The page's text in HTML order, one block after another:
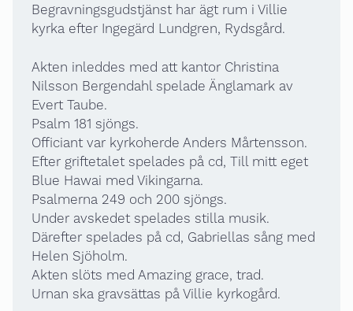
Begravningsgudstjänst har ägt rum i Villie
kyrka efter Ingegärd Lundgren, Rydsgård.
Akten inleddes med att kantor Christina
Nilsson Bergendahl spelade Änglamark av
Evert Taube.
Psalm 181 sjöngs.
Officiant var kyrkoherde Anders Mårtensson.
Efter griftetalet spelades på cd, Till mitt eget
Blue Hawai med Vikingarna.
Psalmerna 249 och 200 sjöngs.
Under avskedet spelades stilla musik.
Därefter spelades på cd, Gabriellas sång med
Helen Sjöholm.
Akten slöts med Amazing grace, trad.
Urnan ska gravsättas på Villie kyrkogård.